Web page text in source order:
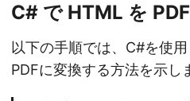
C# で HTML を
以下の手順では、C#を使
PDFに変換する方法を示し